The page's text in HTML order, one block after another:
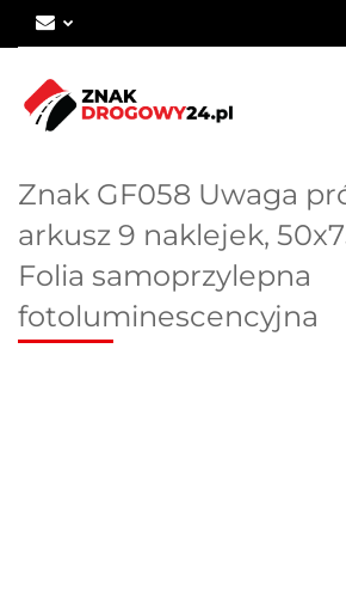
Znak GF058 Uwaga
arkusz 9 naklejek,
Folia samoprzylepna
fotoluminescencyjna